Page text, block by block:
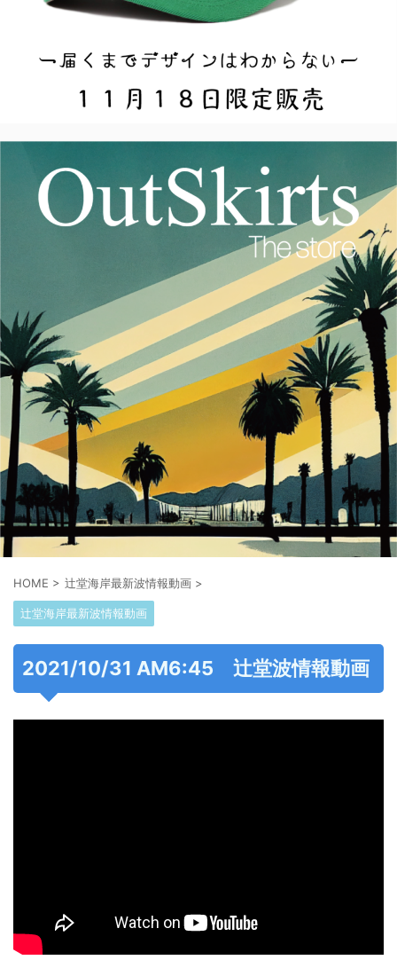
HOME > 辻堂海岸最新波情報動画 >
辻堂海岸最新波情報動画
2021/10/31 AM6:45 辻堂波情報動画